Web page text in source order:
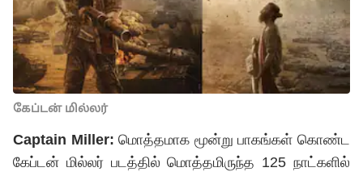
கேப்டன் மில்லர்
Captain Miller: மொத்தமாக மூன்று பாகங்கள் கொண்ட
கேப்டன் மில்லர் படத்தில் மொத்தமிருந்த 125 நாட்களில்